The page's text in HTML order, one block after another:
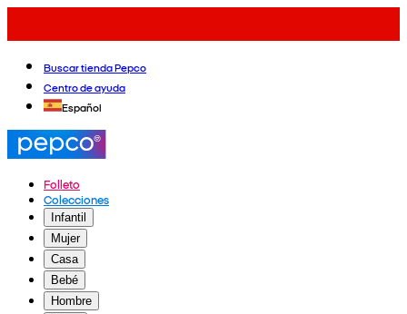
Buscar tienda Pepco
Centro de ayuda
Español
Folleto
Colecciones
Infantil
Mujer
Casa
Bebé
Hombre